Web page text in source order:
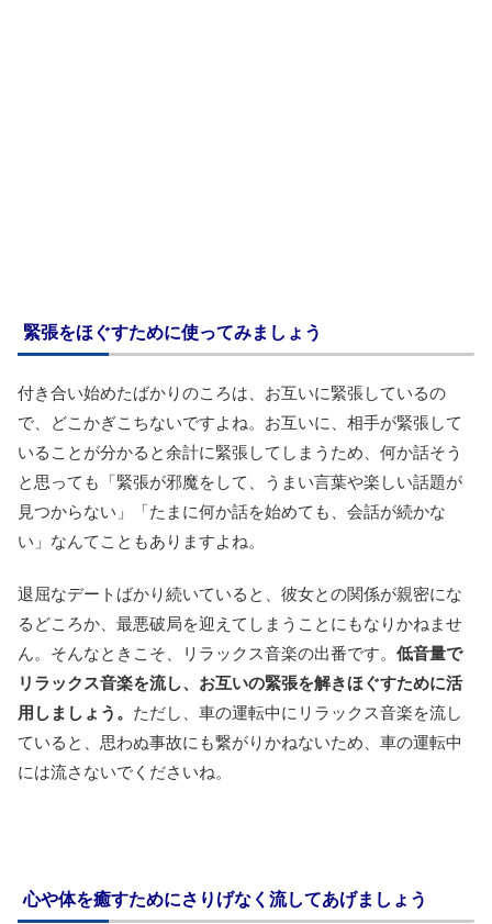
緊張をほぐすために使ってみましょう
付き合い始めたばかりのころは、お互いに緊張しているの
で、どこかぎこちないですよね。お互いに、相手が緊張して
いることが分かると余計に緊張してしまうため、何か話そう
と思っても「緊張が邪魔をして、うまい言葉や楽しい話題が
見つからない」「たまに何か話を始めても、会話が続かな
い」なんてこともありますよね。
退屈なデートばかり続いていると、彼女との関係が親密にな
るどころか、最悪破局を迎えてしまうことにもなりかねませ
ん。そんなときこそ、リラックス音楽の出番です。 低音量で
リラックス音楽を流し、お互いの緊張を解きほぐすために活
用しましょう。 ただし、車の運転中にリラックス音楽を流し
ていると、思わぬ事故にも繋がりかねないため、車の運転中
には流さないでくださいね。
心や体を癒すためにさりげなく流してあげましょう